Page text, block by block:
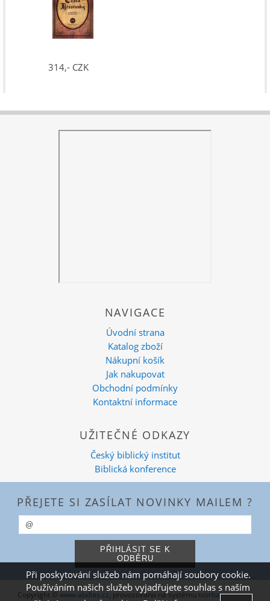
314,- CZK
NAVIGACE
Úvodní strana
Katalog zboží
Nákupní košík
Jak nakupovat
Obchodní podmínky
Kontaktní informace
UŽITEČNÉ ODKAZY
Český biblický institut
Biblická konference
PŘEJETE SI ZASÍLAT NOVINKY MAILEM ?
Copyright © www.abdias.cz, provozováno na systému tvorba e-
Při poskytování služeb nám pomáhají soubory cookie.
Používáním našich služeb vyjadřujete souhlas s naším